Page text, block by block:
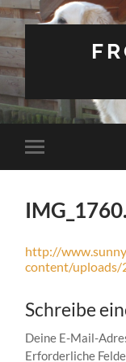
Mobile-
Menü
http://
content/uploads/
Schreibe
Deine E-Mail-
Erforderliche